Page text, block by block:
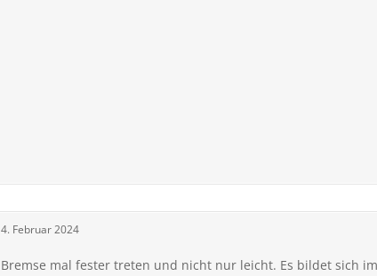
4. Februar 2024
Bremse mal fester treten und nicht nur leicht. Es bildet sich